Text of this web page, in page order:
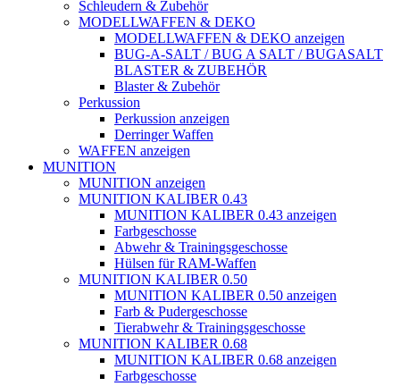
Schleudern & Zubehör
MODELLWAFFEN & DEKO
MODELLWAFFEN & DEKO anzeigen
BUG-A-SALT / BUG A SALT / BUGASALT
BLASTER & ZUBEHÖR
Blaster & Zubehör
Perkussion
Perkussion anzeigen
Derringer Waffen
WAFFEN anzeigen
MUNITION
MUNITION anzeigen
MUNITION KALIBER 0.43
MUNITION KALIBER 0.43 anzeigen
Farbgeschosse
Abwehr & Trainingsgeschosse
Hülsen für RAM-Waffen
MUNITION KALIBER 0.50
MUNITION KALIBER 0.50 anzeigen
Farb & Pudergeschosse
Tierabwehr & Trainingsgeschosse
MUNITION KALIBER 0.68
MUNITION KALIBER 0.68 anzeigen
Farbgeschosse